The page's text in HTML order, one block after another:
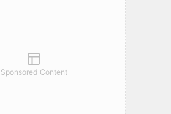
Sponsored Content